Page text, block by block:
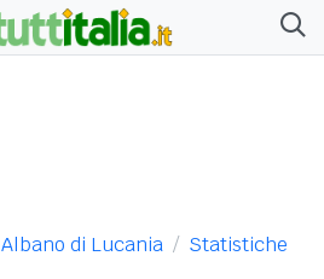
Albano di Lucania Statistiche